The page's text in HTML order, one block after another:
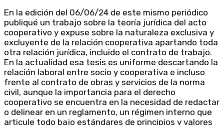
En la edición del 06/06/24 de este mismo periódico
publiqué un trabajo sobre la teoría jurídica del acto
cooperativo y expuse sobre la naturaleza exclusiva y
excluyente de la relación cooperativa apartando toda
otra relación jurídica, incluido el contrato de trabajo.
En la actualidad esa tesis es uniforme descartando la
relación laboral entre socio y cooperativa e incluso
frente al contrato de obras y servicios de la norma
civil, aunque la importancia para el derecho
cooperativo se encuentra en la necesidad de redactar
o delinear en un reglamento, un régimen interno que
articule todo bajo estándares de principios y valores